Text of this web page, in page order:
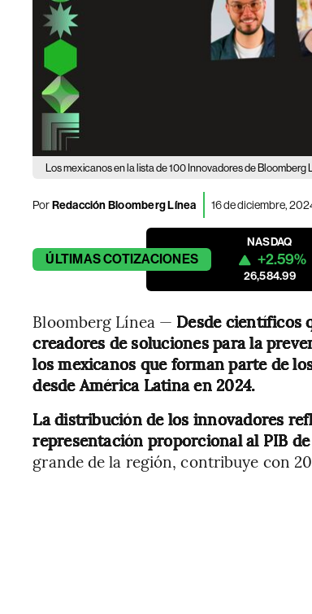
Los mexicanos en la lista de 100 Innovadores de Bloomberg
PorRedacción Bloomberg Línea 16 de diciembre,
ÚLTIMASCOTIZACIONES
NASDAQ
+2.59%
26,584.99
Bloomberg Línea — Desde científicos
creadores de soluciones para la
los mexicanos que forman parte de
desde América Latina en 2024.
La distribución de los innovadores
representación proporcional al PIB
grande de la región, contribuye con